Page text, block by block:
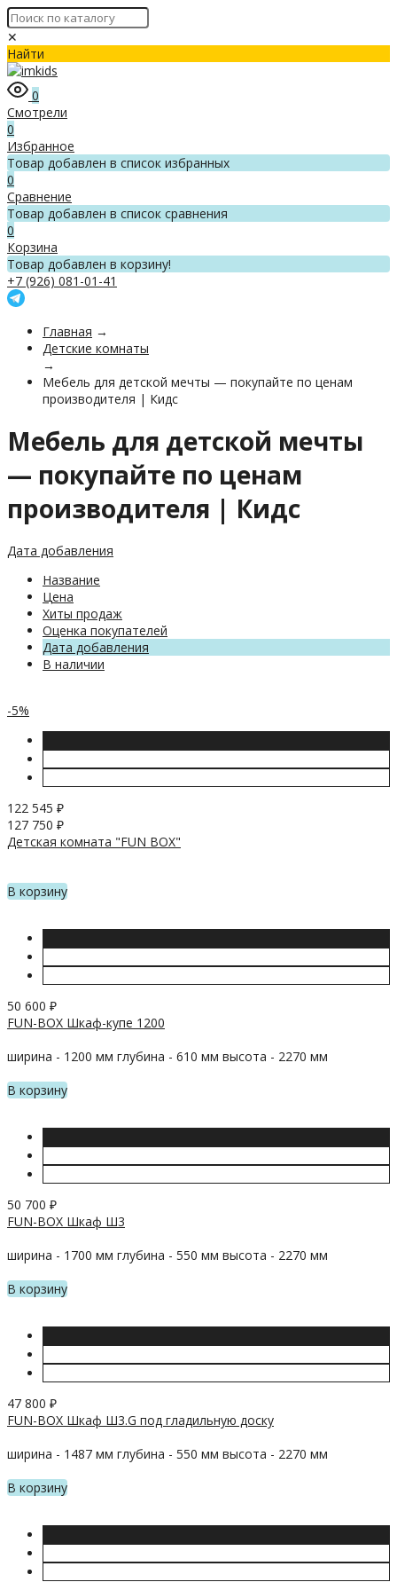
✕
Найти
0
Смотрели
0
Избранное
Товар добавлен в список избранных
0
Сравнение
Товар добавлен в список сравнения
0
Корзина
Товар добавлен в корзину!
+7 (926) 081-01-41
Главная →
Детские комнаты
→
Мебель для детской мечты — покупайте по ценам
производителя | Кидс
Мебель для детской мечты
— покупайте по ценам
производителя | Кидс
Дата добавления
Название
Цена
Хиты продаж
Оценка покупателей
Дата добавления
В наличии
-5%
122 545 ₽
127 750 ₽
Детская комната "FUN BOX"
В корзину
50 600 ₽
FUN-BOX Шкаф-купе 1200
ширина - 1200 мм глубина - 610 мм высота - 2270 мм
В корзину
50 700 ₽
FUN-BOX Шкаф Ш3
ширина - 1700 мм глубина - 550 мм высота - 2270 мм
В корзину
47 800 ₽
FUN-BOX Шкаф Ш3.G под гладильную доску
ширина - 1487 мм глубина - 550 мм высота - 2270 мм
В корзину